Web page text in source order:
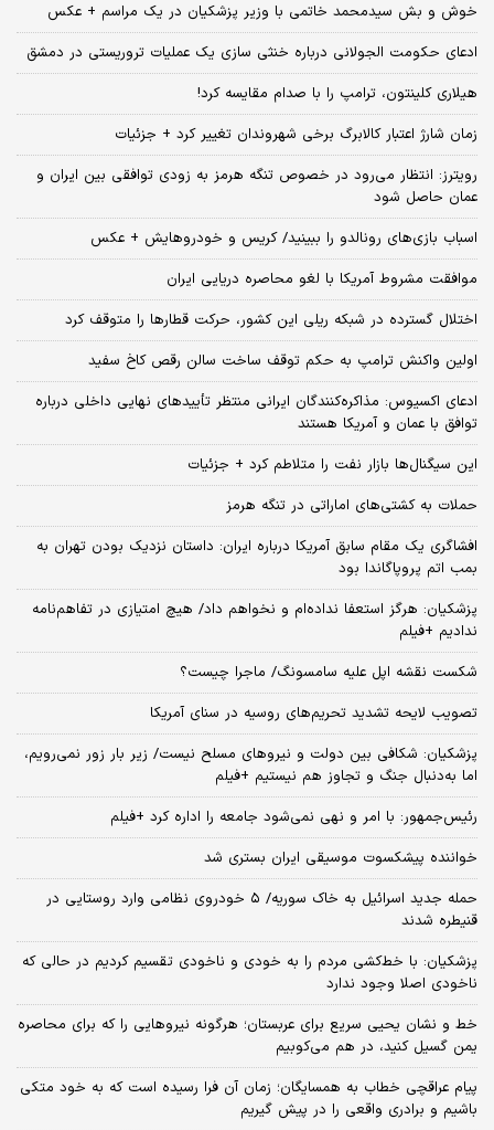
خوش و بش سیدمحمد خاتمی با وزیر پزشکیان در یک مراسم + عکس
ادعای حکومت الجولانی درباره خنثی سازی یک عملیات تروریستی در دمشق
هیلاری کلینتون، ترامپ را با صدام مقایسه کرد!
زمان شارژ اعتبار کالابرگ برخی شهروندان تغییر کرد + جزئیات
رویترز: انتظار می‌رود در خصوص تنگه هرمز به زودی توافقی بین ایران و
عمان حاصل شود
اسباب‌ بازی‌های رونالدو را ببینید/ کریس و خودروهایش + عکس
موافقت مشروط آمریکا با لغو محاصره دریایی ایران
اختلال گسترده در شبکه ریلی این کشور، حرکت قطارها را متوقف کرد
اولین واکنش ترامپ به حکم توقف ساخت سالن رقص کاخ سفید
ادعای اکسیوس: مذاکره‌کنندگان ایرانی منتظر تأییدهای نهایی داخلی درباره
توافق با عمان و آمریکا هستند
این سیگنال‌ها بازار نفت را متلاطم کرد + جزئیات
حملات به کشتی‌های اماراتی در تنگه هرمز
افشاگری یک مقام سابق آمریکا درباره ایران: داستان نزدیک بودن تهران به
بمب اتم پروپاگاندا بود
پزشکیان: هرگز استعفا نداده‌ام و نخواهم داد/ هیچ امتیازی در تفاهم‌نامه
ندادیم +فیلم
شکست نقشه اپل علیه سامسونگ/ ماجرا چیست؟
تصویب لایحه تشدید تحریم‌های روسیه در سنای آمریکا
پزشکیان: شکافی بین دولت و نیروهای مسلح نیست/ زیر بار زور نمی‌رویم،
اما به‌دنبال جنگ و تجاوز هم نیستیم +فیلم
رئیس‌جمهور: با امر و نهی نمی‌شود جامعه را اداره کرد +فیلم
خواننده پیشکسوت موسیقی ایران بستری شد
حمله جدید اسرائیل به خاک سوریه/ ۵ خودروی نظامی وارد روستایی در
قنیطره شدند
پزشکیان: با خط‌کشی مردم را به خودی و ناخودی تقسیم کردیم در حالی که
ناخودی اصلا وجود ندارد
خط و نشان یحیی سریع برای عربستان؛ هرگونه نیروهایی را که برای محاصره
یمن گسیل کنید، در هم می‌کوبیم
پیام عراقچی خطاب به همسایگان؛ زمان آن فرا رسیده است که به خود متکی
باشیم و برادری واقعی را در پیش گیریم